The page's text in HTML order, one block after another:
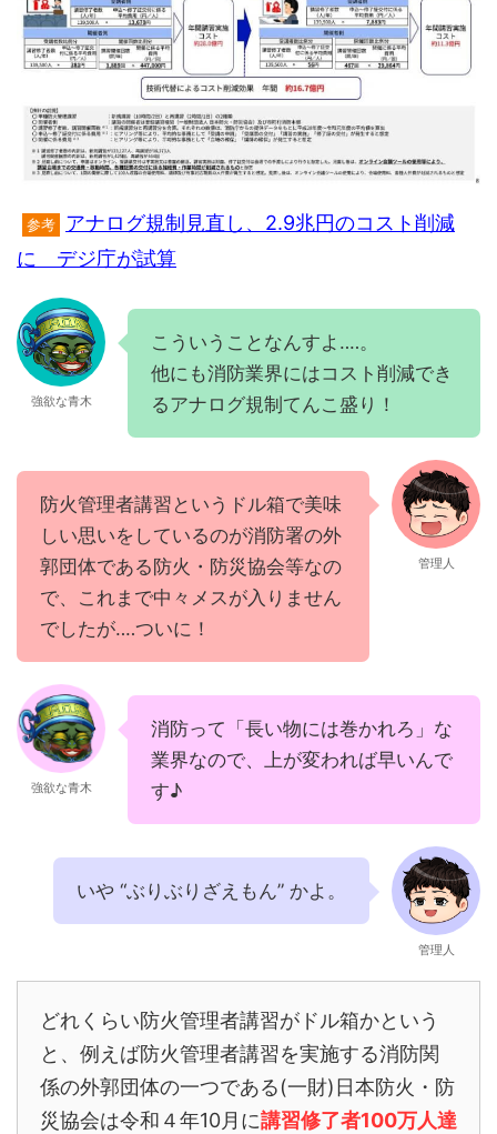
参考
アナログ規制見直し、2.9兆円のコスト削減
に デジ庁が試算
強欲な青木
こういうことなんすよ‥‥。
他にも消防業界にはコスト削減でき
るアナログ規制てんこ盛り！
防火管理者講習というドル箱で美味
しい思いをしているのが消防署の外
郭団体である防火・防災協会等なの
で、これまで中々メスが入りません
でしたが‥‥ついに！
管理人
強欲な青木
消防って「長い物には巻かれろ」な
業界なので、上が変われば早いんで
す♪
いや “ぶりぶりざえもん” かよ。
管理人
どれくらい防火管理者講習がドル箱かという
と、例えば防火管理者講習を実施する消防関
係の外郭団体の一つである(一財)日本防火・防
災協会は令和４年10月に講習修了者100万人達